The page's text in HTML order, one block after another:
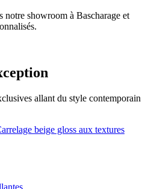
notre showroom à Bascharage et
allant du style contemporain